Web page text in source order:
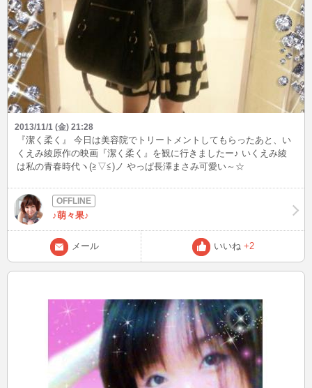
2013/11/1 (金) 21:28
『潔く柔く』 今日は美容院でトリートメントしてもらったあと、い
くえみ綾原作の映画『潔く柔く』を観に行きましたー♪ いくえみ綾
は私の青春時代ヽ(≧▽≦)ノ やっぱ長澤まさみ可愛い～☆
♪萌々果♪
メール いいね +2